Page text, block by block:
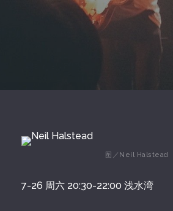
图／Neil Halstead
7-26 周六 20:30-22:00 浅水湾